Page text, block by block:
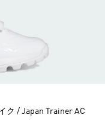
ク / Japan Trainer AC